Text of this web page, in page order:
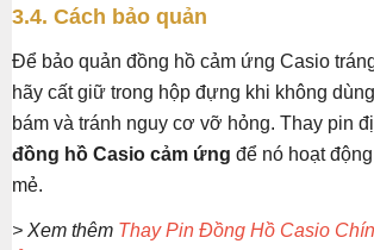
3.4. Cách bảo quản
Để bảo quản đồng hồ cảm ứng Casio
hãy cất giữ trong hộp đựng khi không
bám và tránh nguy cơ vỡ hỏng. Thay pin
đồng hồ Casio cảm ứng để nó hoạt
mẻ.
> Xem thêm Thay Pin Đồng Hồ Casio